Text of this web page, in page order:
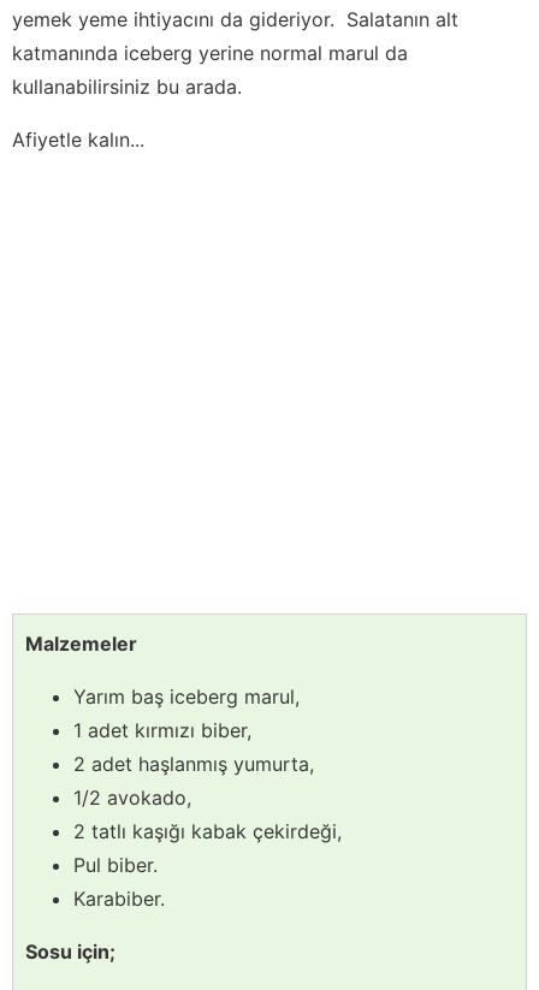
yemek yeme ihtiyacını da gideriyor. Salatanın alt
katmanında iceberg yerine normal marul da
kullanabilirsiniz bu arada.
Afiyetle kalın...
Malzemeler
Yarım baş iceberg marul,
1 adet kırmızı biber,
2 adet haşlanmış yumurta,
1/2 avokado,
2 tatlı kaşığı kabak çekirdeği,
Pul biber.
Karabiber.
Sosu için;